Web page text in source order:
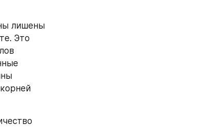
лишены
Это